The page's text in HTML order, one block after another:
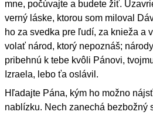
mne, počúvajte a budete žiť.
verný láske, ktorou som miloval
ho za svedka pre ľudí, za knieža a
volať národ, ktorý nepoznáš;
pribehnú k tebe kvôli Pánovi,
Izraela, lebo ťa oslávil.
Hľadajte Pána, kým ho možno
nablízku. Nech zanechá bezbožný